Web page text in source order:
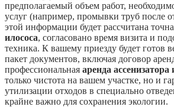
предполагаемый объем работ,
услуг (например, промывки труб после
этой информации будет рассчитана
илососа, согласовано время визита и
техника. К вашему приезду будет готов
пакет документов, включая договор
профессиональная аренда ассенизатора
только чистота на вашем участке, но и
утилизации отходов в специально
крайне важно для сохранения экологии.